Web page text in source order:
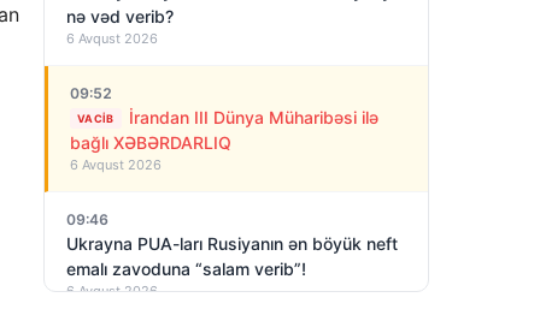
nə vəd verib?
6 Avqust 2026
09:52
VACIB
İrandan III Dünya Müharibəsi ilə
bağlı XƏBƏRDARLIQ
6 Avqust 2026
09:46
Ukrayna PUA-ları Rusiyanın ən böyük neft
emalı zavoduna “salam verib”!
6 Avqust 2026